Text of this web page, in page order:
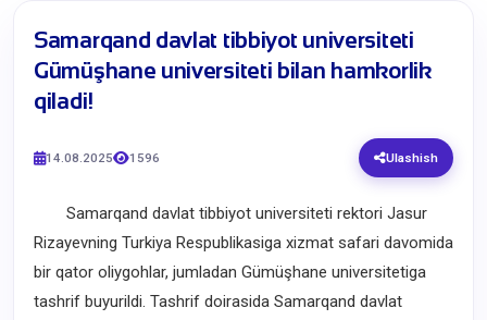
​Samarqand davlat tibbiyot universiteti
Gümüşhane universiteti bilan hamkorlik
qiladi!
14.08.2025 1596 Ulashish
Samarqand davlat tibbiyot universiteti rektori Jasur
Rizayevning Turkiya Respublikasiga xizmat safari davomida
bir qator oliygohlar, jumladan Gümüşhane universitetiga
tashrif buyurildi. Tashrif doirasida Samarqand davlat